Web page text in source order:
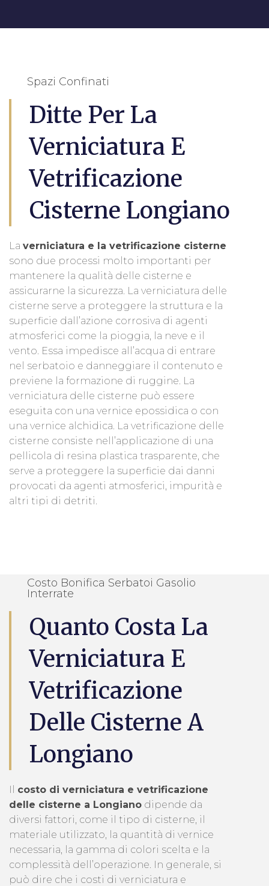
Spazi Confinati
Ditte Per La
Verniciatura E
Vetrificazione
Cisterne Longiano
La verniciatura e la vetrificazione cisterne
sono due processi molto importanti per
mantenere la qualità delle cisterne e
assicurarne la sicurezza. La verniciatura delle
cisterne serve a proteggere la struttura e la
superficie dall’azione corrosiva di agenti
atmosferici come la pioggia, la neve e il
vento. Essa impedisce all’acqua di entrare
nel serbatoio e danneggiare il contenuto e
previene la formazione di ruggine. La
verniciatura delle cisterne può essere
eseguita con una vernice epossidica o con
una vernice alchidica. La vetrificazione delle
cisterne consiste nell’applicazione di una
pellicola di resina plastica trasparente, che
serve a proteggere la superficie dai danni
provocati da agenti atmosferici, impurità e
altri tipi di detriti.
Costo Bonifica Serbatoi Gasolio
Interrate
Quanto Costa La
Verniciatura E
Vetrificazione
Delle Cisterne A
Longiano
Il costo di verniciatura e vetrificazione
delle cisterne a Longiano dipende da
diversi fattori, come il tipo di cisterne, il
materiale utilizzato, la quantità di vernice
necessaria, la gamma di colori scelta e la
complessità dell’operazione. In generale, si
può dire che i costi di verniciatura e